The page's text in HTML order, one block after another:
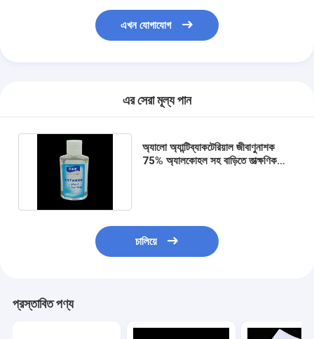
এখন যোগাযোগ
এর সেরা মূল্য পান
অ্যালো অ্যান্টিব্যাকটেরিয়াল জীবাণুনাশক
75% অ্যালকোহল সহ বাড়িতে তাত্ক্ষণিক
চালিয়ে
প্রস্তাবিত পণ্য